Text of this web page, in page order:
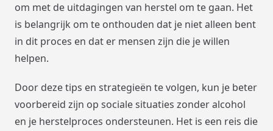
om met de uitdagingen van herstel om te gaan. Het
is belangrijk om te onthouden dat je niet alleen bent
in dit proces en dat er mensen zijn die je willen
helpen.
Door deze tips en strategieën te volgen, kun je beter
voorbereid zijn op sociale situaties zonder alcohol
en je herstelproces ondersteunen. Het is een reis die